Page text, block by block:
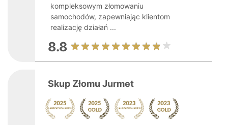
kompleksowym złomowaniu
samochodów, zapewniając klientom
realizację działań ...
8.8
Skup Złomu Jurmet